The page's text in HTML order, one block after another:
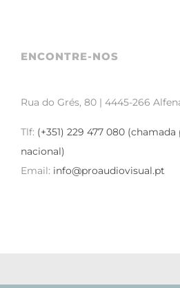
ENCONTRE-NOS
Rua do Grés, 80 | 4445-266
Tlf: (+351) 229 477 080 (chamada
nacional)
Email: info@proaudiovisual.pt